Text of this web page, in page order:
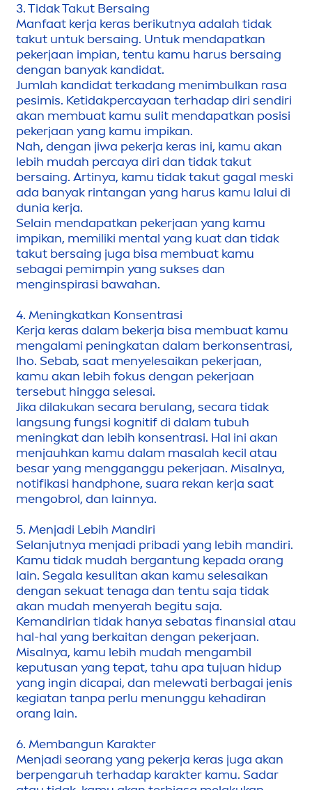
3. Tidak Takut Bersaing
Manfaat kerja keras berikutnya adalah tidak
takut untuk bersaing. Untuk mendapatkan
pekerjaan impian, tentu kamu harus bersaing
dengan banyak kandidat.
Jumlah kandidat terkadang menimbulkan rasa
pesimis. Ketidakpercayaan terhadap diri sendiri
akan membuat kamu sulit mendapatkan posisi
pekerjaan yang kamu impikan.
Nah, dengan jiwa pekerja keras ini, kamu akan
lebih mudah percaya diri dan tidak takut
bersaing. Artinya, kamu tidak takut gagal meski
ada banyak rintangan yang harus kamu lalui di
dunia kerja.
Selain mendapatkan pekerjaan yang kamu
impikan, memiliki mental yang kuat dan tidak
takut bersaing juga bisa membuat kamu
sebagai pemimpin yang sukses dan
menginspirasi bawahan.
4. Meningkatkan Konsentrasi
Kerja keras dalam bekerja bisa membuat kamu
mengalami peningkatan dalam berkonsentrasi,
lho. Sebab, saat menyelesaikan pekerjaan,
kamu akan lebih fokus dengan pekerjaan
tersebut hingga selesai.
Jika dilakukan secara berulang, secara tidak
langsung fungsi kognitif di dalam tubuh
meningkat dan lebih konsentrasi. Hal ini akan
menjauhkan kamu dalam masalah kecil atau
besar yang mengganggu pekerjaan. Misalnya,
notifikasi handphone, suara rekan kerja saat
mengobrol, dan lainnya.
5. Menjadi Lebih Mandiri
Selanjutnya menjadi pribadi yang lebih mandiri.
Kamu tidak mudah bergantung kepada orang
lain. Segala kesulitan akan kamu selesaikan
dengan sekuat tenaga dan tentu saja tidak
akan mudah menyerah begitu saja.
Kemandirian tidak hanya sebatas finansial atau
hal-hal yang berkaitan dengan pekerjaan.
Misalnya, kamu lebih mudah mengambil
keputusan yang tepat, tahu apa tujuan hidup
yang ingin dicapai, dan melewati berbagai jenis
kegiatan tanpa perlu menunggu kehadiran
orang lain.
6. Membangun Karakter
Menjadi seorang yang pekerja keras juga akan
berpengaruh terhadap karakter kamu. Sadar